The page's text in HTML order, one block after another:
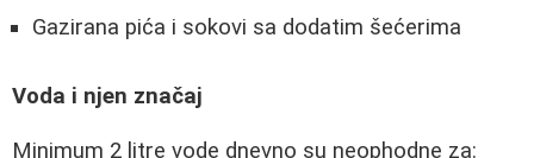
Gazirana pića i sokovi sa dodatim šećerima
Voda i njen značaj
Minimum 2 litre vode dnevno su neophodne za: